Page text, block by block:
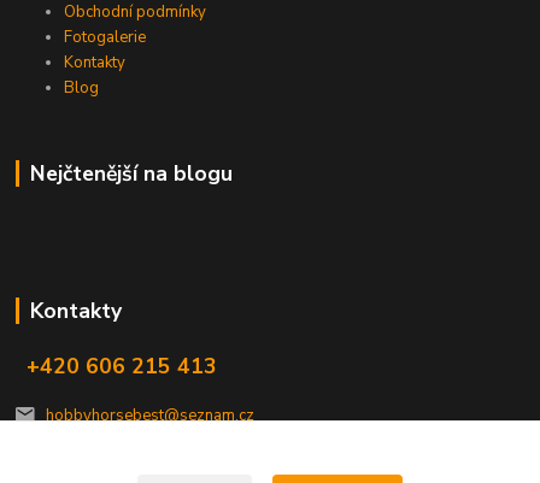
Obchodní podmínky
Fotogalerie
Kontakty
Blog
Nejčtenější na blogu
Kontakty
+420 606 215 413
hobbyhorsebest@seznam.cz